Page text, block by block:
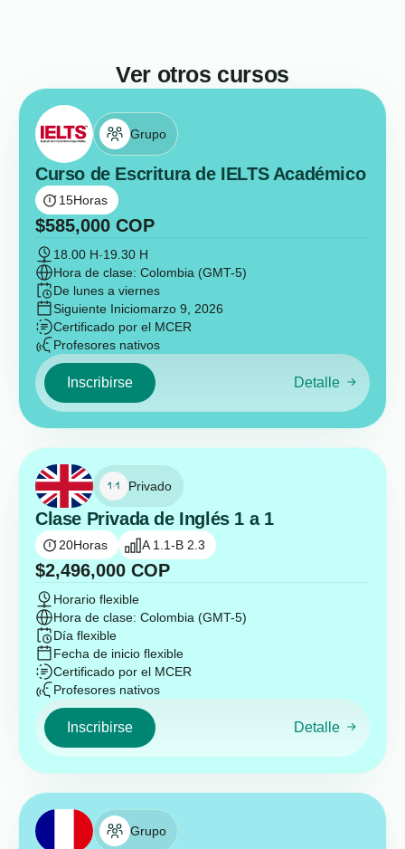
Ver otros cursos
Grupo
Curso de Escritura de IELTS Académico
15Horas
$585,000 COP
18.00 H-19.30 H
Hora de clase: Colombia (GMT-5)
De lunes a viernes
Siguiente Iniciomarzo 9, 2026
Certificado por el MCER
Profesores nativos
Inscribirse Detalle
Privado
Clase Privada de Inglés 1 a 1
20Horas A 1.1-B 2.3
$2,496,000 COP
Horario flexible
Hora de clase: Colombia (GMT-5)
Día flexible
Fecha de inicio flexible
Certificado por el MCER
Profesores nativos
Inscribirse Detalle
Grupo